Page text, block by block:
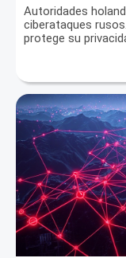
Autoridades
ciberataques
protege su